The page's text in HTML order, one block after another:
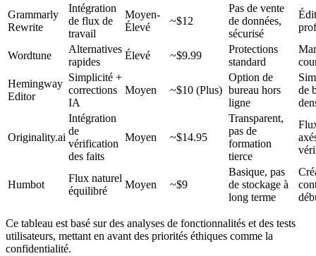
Grammarly
Rewrite
Intégration
de flux de
travail
Moyen-
Élevé
~$12
Pas de vente
de données,
sécurisé
Wordtune
Alternatives
rapides
Élevé ~$9.99
Protections
standard
Hemingway
Editor
Simplicité +
corrections
IA
Moyen ~$10 (Plus)
Option de
bureau hors
ligne
de
Originality.ai
Intégration
de
vérification
des faits
Moyen ~$14.95
Transparent,
pas de
formation
tierce
Humbot
Flux naturel
équilibré
Moyen ~$9
Basique, pas
de stockage à
long terme
Ce tableau est basé sur des analyses de fonctionnalités et des tests
utilisateurs, mettant en avant des priorités éthiques comme la
confidentialité.